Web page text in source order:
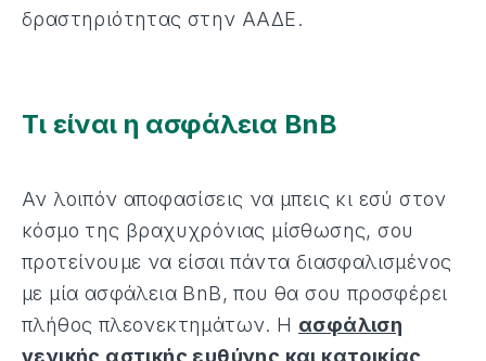
δραστηριότητας στην ΑΑΔΕ.
Τι είναι η ασφάλεια BnB
Αν λοιπόν αποφασίσεις να μπεις κι εσύ στον
κόσμο της βραχυχρόνιας μίσθωσης, σου
προτείνουμε να είσαι πάντα διασφαλισμένος
με μία ασφάλεια BnB, που θα σου προσφέρει
πλήθος πλεονεκτημάτων. Η ασφάλιση
γενικής αστικής ευθύνης και κατοικίας